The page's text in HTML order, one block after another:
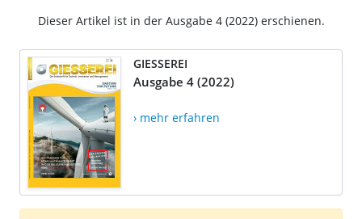
Dieser Artikel ist in der Ausgabe 4 (2022) erschienen.
GIESSEREI
Ausgabe 4 (2022)
› mehr erfahren